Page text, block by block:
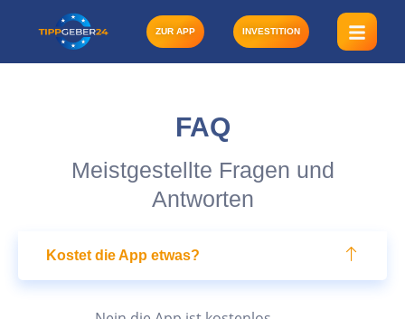
ZUR APP INVESTITION
FAQ
Meistgestellte Fragen und
Antworten
Kostet die App etwas?